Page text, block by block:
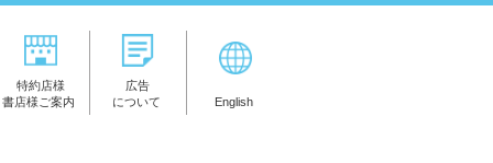
特約店様
書店様ご案内
広告
について
English